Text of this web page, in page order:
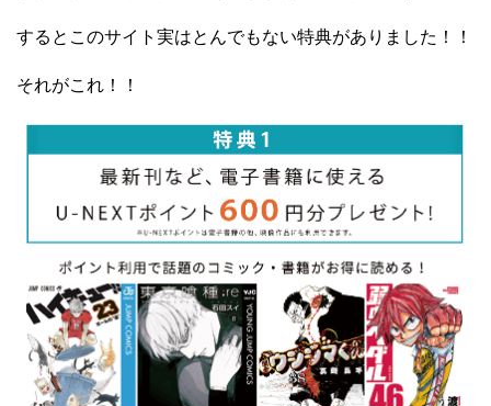
するとこのサイト実はとんでもない特典がありました！！
それがこれ！！